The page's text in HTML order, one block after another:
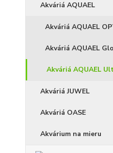
Akváriá AQUAEL
Akváriá AQUAEL
Akváriá AQUAEL
Akváriá AQUAEL
Akváriá JUWEL
Akváriá OASE
Akvárium na mieru